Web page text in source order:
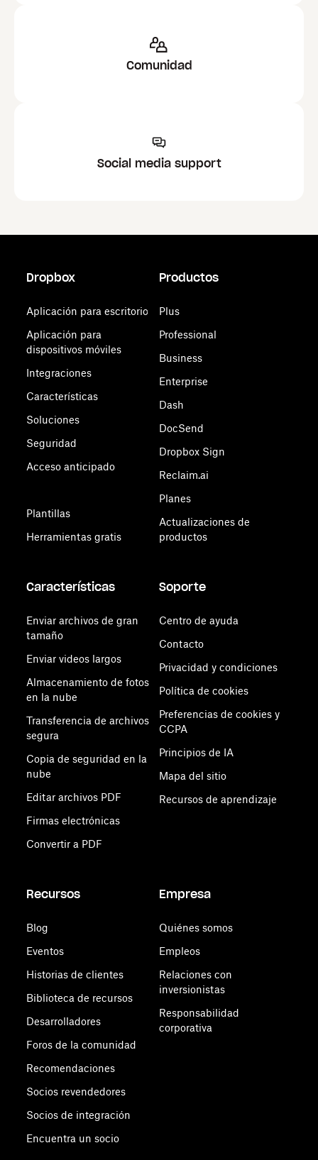
Comunidad
Social media support
Dropbox
Aplicación para escritorio
Aplicación para
dispositivos móviles
Integraciones
Características
Soluciones
Seguridad
Acceso anticipado
Plantillas
Herramientas gratis
Productos
Plus
Professional
Business
Enterprise
Dash
DocSend
Dropbox Sign
Reclaim.ai
Planes
Actualizaciones de
productos
Características
Enviar archivos de gran
tamaño
Enviar videos largos
Almacenamiento de fotos
en la nube
Transferencia de archivos
segura
Copia de seguridad en la
nube
Editar archivos PDF
Firmas electrónicas
Convertir a PDF
Soporte
Centro de ayuda
Contacto
Privacidad y condiciones
Política de cookies
Preferencias de cookies y
CCPA
Principios de IA
Mapa del sitio
Recursos de aprendizaje
Recursos
Blog
Eventos
Historias de clientes
Biblioteca de recursos
Desarrolladores
Foros de la comunidad
Recomendaciones
Socios revendedores
Socios de integración
Encuentra un socio
Empresa
Quiénes somos
Empleos
Relaciones con
inversionistas
Responsabilidad
corporativa